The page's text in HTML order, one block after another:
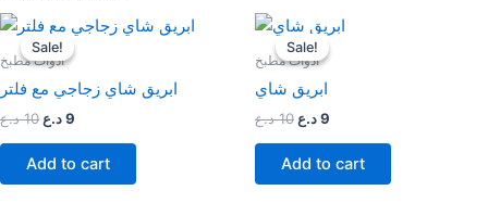
Sale!
Sale!
أدوات مطبخ
ابريق شاي زجاجي مع فلتر
10 د.ع
Original
price
was:
9د.ع
Current
price
is:
Add to cart
Sale!
Sale!
أدوات مطبخ
ابريق شاي
10 د.ع
Original
price
was:
9د.ع
Current
price
is:
Add to cart